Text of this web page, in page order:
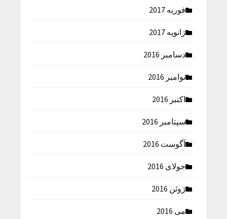
فوریه 2017
ژانویه 2017
دسامبر 2016
نوامبر 2016
اکتبر 2016
سپتامبر 2016
آگوست 2016
جولای 2016
ژوئن 2016
می 2016